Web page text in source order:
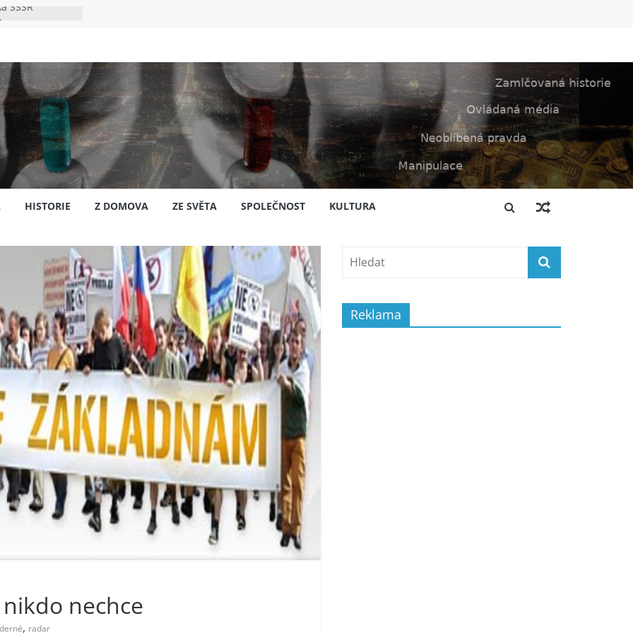
SSSR
HISTORIE Z DOMOVA ZE SVĚTA SPOLEČNOST KULTURA
nechce
, radar
Reklama